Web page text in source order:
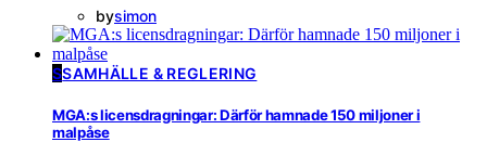
bysimon
SSAMHÄLLE & REGLERING
MGA:s licensdragningar: Därför hamnade 150 miljoner i
malpåse